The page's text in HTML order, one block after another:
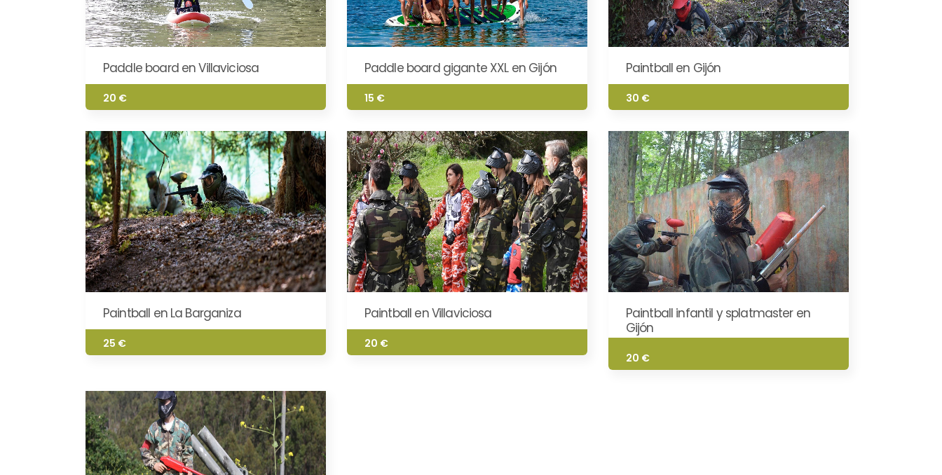
Paddle board en Villaviciosa
20 €
Paddle board gigante XXL en Gijón
15 €
Paintball en Gijón
30 €
Paintball en La Barganiza
25 €
Paintball en Villaviciosa
20 €
Paintball infantil y splatmaster en
Gijón
20 €